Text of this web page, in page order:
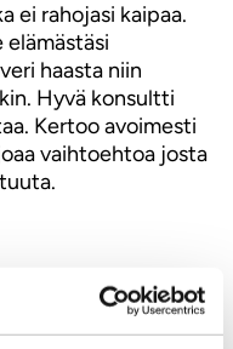
ei rahojasi kaipaa.
elämästäsi
haasta niin
Hyvä konsultti
Kertoo avoimesti
vaihtoehtoa josta